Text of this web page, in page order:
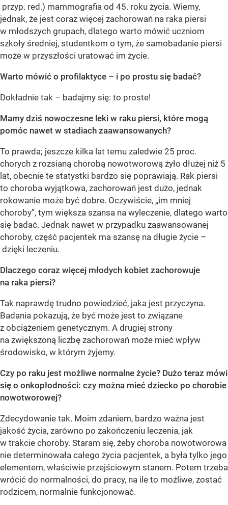
przyp. red.) mammografia od 45. roku życia. Wiemy,
jednak, że jest coraz więcej zachorowań na raka piersi
w młodszych grupach, dlatego warto mówić uczniom
szkoły średniej, studentkom o tym, że samobadanie piersi
może w przyszłości uratować im życie.
Warto mówić o profilaktyce – i po prostu się badać?
Dokładnie tak – badajmy się: to proste!
Mamy dziś nowoczesne leki w raku piersi, które mogą
pomóc nawet w stadiach zaawansowanych?
To prawda; jeszcze kilka lat temu zaledwie 25 proc.
chorych z rozsianą chorobą nowotworową żyło dłużej niż 5
lat, obecnie te statystki bardzo się poprawiają. Rak piersi
to choroba wyjątkowa, zachorowań jest dużo, jednak
rokowanie może być dobre. Oczywiście, „im mniej
choroby”, tym większa szansa na wyleczenie, dlatego warto
się badać. Jednak nawet w przypadku zaawansowanej
choroby, część pacjentek ma szansę na długie życie –
dzięki leczeniu.
Dlaczego coraz więcej młodych kobiet zachorowuje
na raka piersi?
Tak naprawdę trudno powiedzieć, jaka jest przyczyna.
Badania pokazują, że być może jest to związane
z obciążeniem genetycznym. A drugiej strony
na zwiększoną liczbę zachorowań może mieć wpływ
środowisko, w którym żyjemy.
Czy po raku jest możliwe normalne życie? Dużo teraz mówi
się o onkopłodności: czy można mieć dziecko po chorobie
nowotworowej?
Zdecydowanie tak. Moim zdaniem, bardzo ważna jest
jakość życia, zarówno po zakończeniu leczenia, jak
w trakcie choroby. Staram się, żeby choroba nowotworowa
nie determinowała całego życia pacjentek, a była tylko jego
elementem, właściwie przejściowym stanem. Potem trzeba
wrócić do normalności, do pracy, na ile to możliwe, zostać
rodzicem, normalnie funkcjonować.